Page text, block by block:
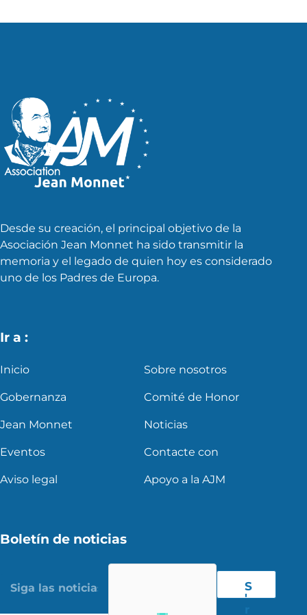
Desde su creación, el principal objetivo de la
Asociación Jean Monnet ha sido transmitir la
memoria y el legado de quien hoy es considerado
uno de los Padres de Europa.
Ir a :
Inicio Sobre nosotros
Gobernanza Comité de Honor
Jean Monnet Noticias
Eventos Contacte con
Aviso legal Apoyo a la AJM
Boletín de noticias
S
'